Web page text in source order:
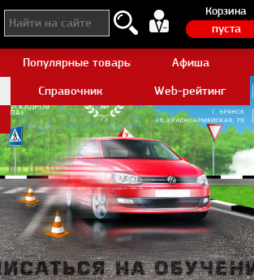
Корзина
пуста
Популярные товары AliexpressАфиша
Справочник
Web-рейтинг